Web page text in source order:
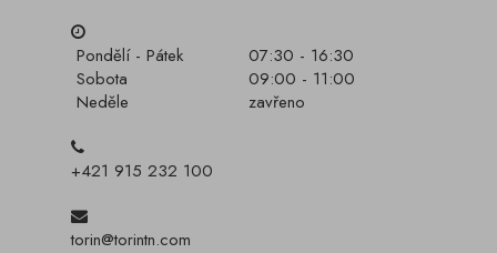
Pondělí - Pátek
07:30 - 16:30
Sobota
09:00 - 11:00
Neděle
zavřeno
+421 915 232 100
torin@torintn.com